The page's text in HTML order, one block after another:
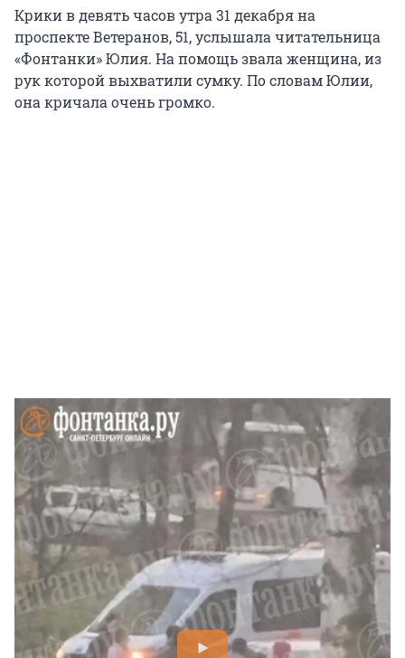
Крики в девять часов утра 31 декабря на
проспекте Ветеранов, 51, услышала читательница
«Фонтанки» Юлия. На помощь звала женщина, из
рук которой выхватили сумку. По словам Юлии,
она кричала очень громко.